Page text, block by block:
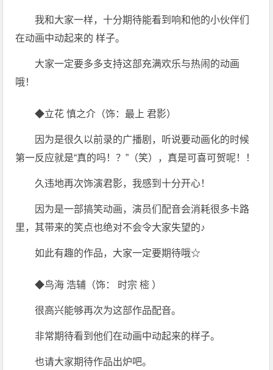
我和大家一样，十分期待能看到响和他的小伙伴们
在动画中动起来的 样子。
大家一定要多多支持这部充满欢乐与热闹的动画
哦！
◆立花 慎之介（饰：最上 君影）
因为是很久以前录的广播剧，听说要动画化的时候
第一反应就是“真的吗！？”（笑），真是可喜可贺呢！！
久违地再次饰演君影，我感到十分开心！
因为是一部搞笑动画，演员们配音会消耗很多卡路
里，其带来的笑点也绝对不会令大家失望的♪
如此有趣的作品，大家一定要期待哦☆
◆鸟海 浩辅（饰： 时宗 樒 ）
很高兴能够再次为这部作品配音。
非常期待看到他们在动画中动起来的样子。
也请大家期待作品出炉吧。